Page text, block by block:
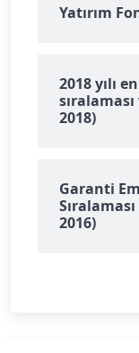
Yatırım
2018 yılı
2018)
Garanti
2016)